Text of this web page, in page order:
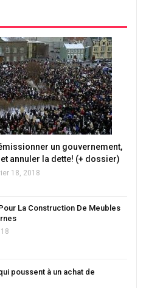
un gouvernement,
annuler la dette! (+ dossier)
18, 2018
La Construction De Meubles
poussent à un achat de